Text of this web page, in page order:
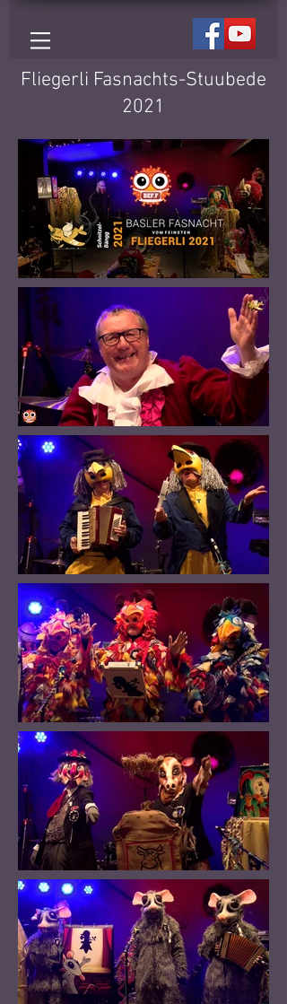
Fliegerli Fasnachts-Stuubede
2021